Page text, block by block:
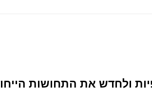
ולחדש את התחושות